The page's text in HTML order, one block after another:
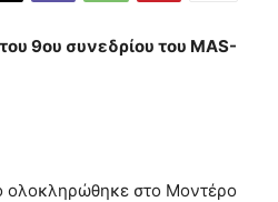
9ου συνεδρίου του MAS-
ολοκληρώθηκε στο Μοντέρο